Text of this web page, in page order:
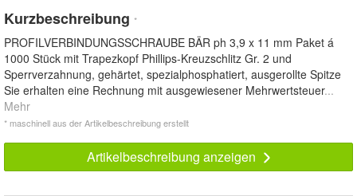
Kurzbeschreibung *
PROFILVERBINDUNGSSCHRAUBE BÄR ph 3,9 x 11 mm Paket á
1000 Stück mit Trapezkopf Phillips-Kreuzschlitz Gr. 2 und
Sperrverzahnung, gehärtet, spezialphosphatiert, ausgerollte Spitze
Sie erhalten eine Rechnung mit ausgewiesener Mehrwertsteuer...
Mehr
* maschinell aus der Artikelbeschreibung erstellt
Artikelbeschreibung anzeigen